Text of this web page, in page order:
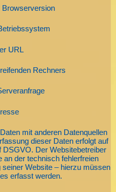
Browserversion
URL
Rechners
mit anderen Datenquellen
dieser Daten erfolgt auf
DSGVO. Der Websitebetreiber
an der technisch fehlerfreien
Website – hierzu müssen
erfasst werden.